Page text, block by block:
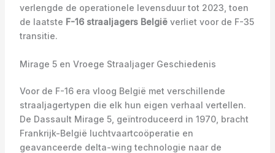
verlengde de operationele levensduur tot 2023, toen
de laatste F-16 straaljagers Belgiëverliet voor de F-35
transitie.
Mirage 5 en Vroege Straaljager Geschiedenis
Voor de F-16 era vloog België met verschillende
straaljagertypen die elk hun eigen verhaal vertellen.
De Dassault Mirage 5, geïntroduceerd in 1970, bracht
Frankrijk-België luchtvaartcoöperatie en
geavanceerde delta-wing technologie naar de